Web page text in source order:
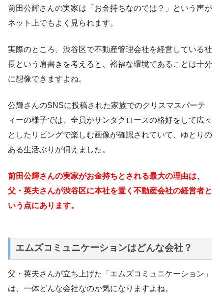
前田公輝さんの実家は「お金持ちなのでは？」という声が
ネット上でもよく見られます。
実際のところ、渋谷区で不動産管理会社を経営している社
長という肩書きを考えると、裕福な環境であることは十分
に想像できますよね。
公輝さんのSNSに投稿された家族でのクリスマスパーテ
ィーの様子では、全員がサンタクロースの格好をして広々
としたリビングで楽しむ画像が確認されていて、ゆとりの
ある生活ぶりが伺えました。
前田公輝さんの実家がお金持ちとされる最大の理由は、
父・英夫さんが渋谷区に本社を置く不動産会社の経営者と
いう点にあります。
エムズコミュニケーションはどんな会社？
父・英夫さんが立ち上げた「エムズコミュニケーション」
は、一体どんな会社なのか気になりますよね。